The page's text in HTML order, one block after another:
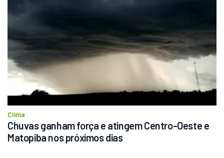
Clima
Chuvas ganham força e atingem Centro-Oeste e
Matopiba nos próximos dias